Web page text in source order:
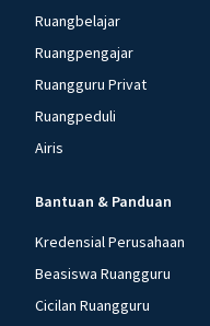
Ruangbelajar
Ruangpengajar
Ruangguru Privat
Ruangpeduli
Airis
Bantuan & Panduan
Kredensial Perusahaan
Beasiswa Ruangguru
Cicilan Ruangguru